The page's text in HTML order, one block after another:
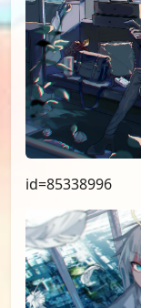
id=85338996